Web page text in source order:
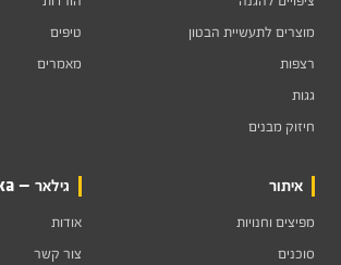
מוצרים לתעשיית הבטון
רצפות
גגות
חיזוק מבנים
טיפים
מאמרים
איתור
מפיצים וחנויות
סוכנים
גילאר — Sika ישראל
אודות
צור קשר